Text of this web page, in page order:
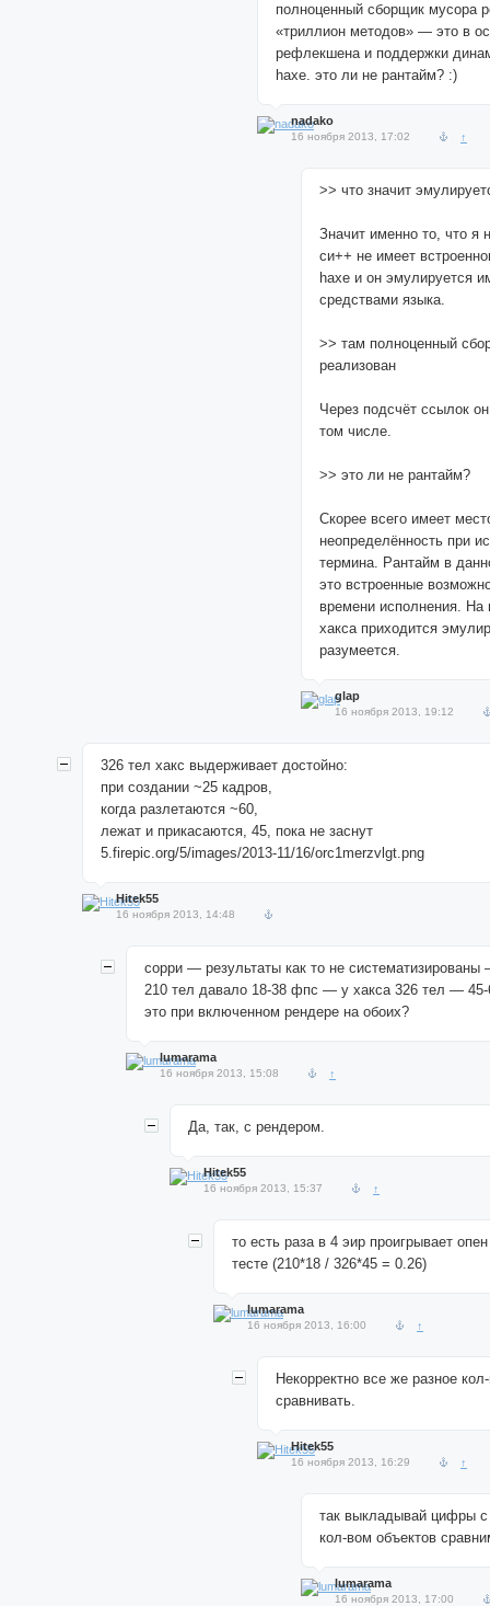
полноценный сборщик мусора
«триллион методов» — это в
рефлекшена и поддержки
haxe. это ли не рантайм? :)
nadako
16 ноября 2013, 17:02 ↑
>> что значит
Значит именно то, что я
си++ не имеет
haxe и он эмулируется
средствами языка.
>> там полноценный
реализован
Через подсчёт ссылок
том числе.
>> это ли не рантайм?
Скорее всего имеет
неопределённость при
термина. Рантайм в
это встроенные
времени исполнения.
хакса приходится
разумеется.
glap
16 ноября 2013, 19:12
326 тел хакс выдерживает достойно:
при создании ~25 кадров,
когда разлетаются ~60,
лежат и прикасаются, 45, пока не заснут
5.firepic.org/5/images/2013-11/16/orc1merzvlgt.png
Hitek55
16 ноября 2013, 14:48
сорри — результаты как то не систематизированы
210 тел давало 18-38 фпс — у хакса 326 тел —
это при включенном рендере на обоих?
lumarama
16 ноября 2013, 15:08 ↑
Да, так, с рендером.
Hitek55
16 ноября 2013, 15:37 ↑
то есть раза в 4 эир проигрывает
тесте (210*18 / 326*45 = 0.26)
lumarama
16 ноября 2013, 16:00 ↑
Некорректно все же разное
сравнивать.
Hitek55
16 ноября 2013, 16:29 ↑
так выкладывай цифры
кол-вом объектов
lumarama
16 ноября 2013, 17:00